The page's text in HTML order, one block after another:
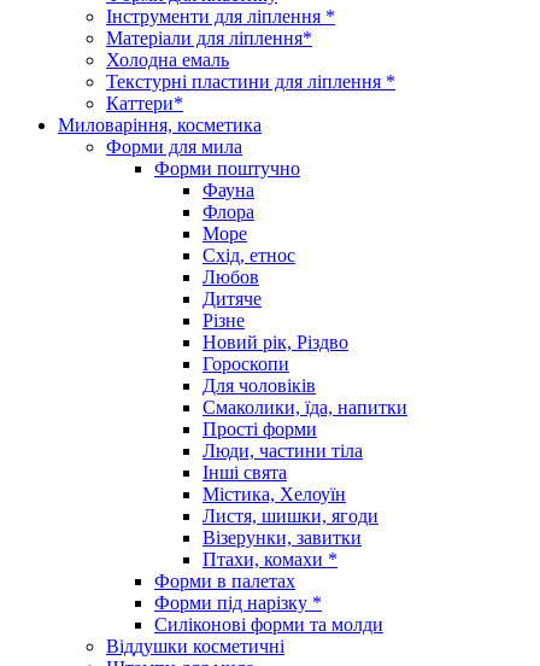
Інструменти для ліплення *
Матеріали для ліплення*
Холодна емаль
Текстурні пластини для ліплення *
Каттери*
Миловаріння, косметика
Форми для мила
Форми поштучно
Фауна
Флора
Море
Схід, етнос
Любов
Дитяче
Різне
Новий рік, Різдво
Гороскопи
Для чоловіків
Смаколики, їда, напитки
Прості форми
Люди, частини тіла
Інші свята
Містика, Хелоуїн
Листя, шишки, ягоди
Візерунки, завитки
Птахи, комахи *
Форми в палетах
Форми під нарізку *
Силіконові форми та молди
Віддушки косметичні